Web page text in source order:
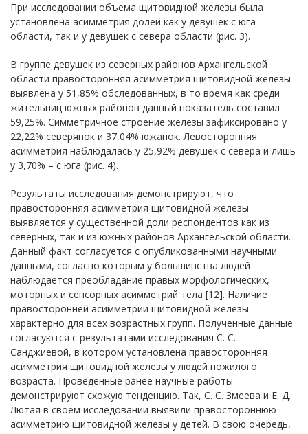
При исследовании объема щитовидной железы была
установлена асимметрия долей как у девушек с юга
области, так и у девушек с севера области (рис. 3).
В группе девушек из северных районов Архангельской
области правосторонняя асимметрия щитовидной железы
выявлена у 51,85% обследованных, в то время как среди
жительниц южных районов данный показатель составил
59,25%. Симметричное строение железы зафиксировано у
22,22% северянок и 37,04% южанок. Левосторонняя
асимметрия наблюдалась у 25,92% девушек с севера и лишь
у 3,70% – с юга (рис. 4).
Результаты исследования демонстрируют, что
правосторонняя асимметрия щитовидной железы
выявляется у существенной доли респондентов как из
северных, так и из южных районов Архангельской области.
Данный факт согласуется с опубликованными научными
данными, согласно которым у большинства людей
наблюдается преобладание правых морфологических,
моторных и сенсорных асимметрий тела [12]. Наличие
правосторонней асимметрии щитовидной железы
характерно для всех возрастных групп. Полученные данные
согласуются с результатами исследования С. С.
Санджиевой, в котором установлена правосторонняя
асимметрия щитовидной железы у людей пожилого
возраста. Проведённые ранее научные работы
демонстрируют схожую тенденцию. Так, С. С. Змеева и Е. Д.
Лютая в своём исследовании выявили правостороннюю
асимметрию щитовидной железы у детей. В свою очередь,